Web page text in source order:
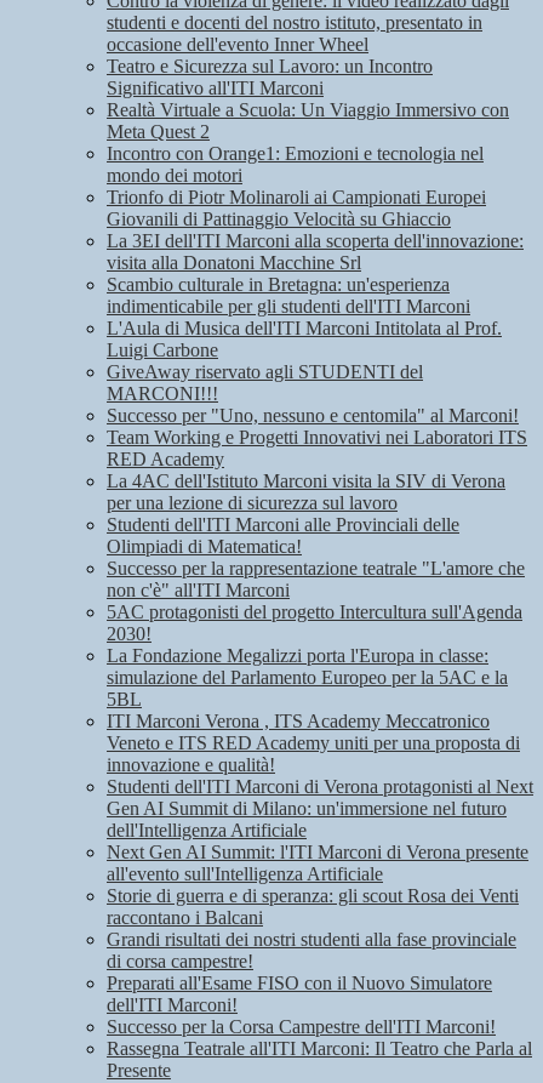
studenti e docenti del nostro istituto, presentato in
occasione dell'evento Inner Wheel
Teatro e Sicurezza sul Lavoro: un Incontro
Significativo all'ITI Marconi
Realtà Virtuale a Scuola: Un Viaggio Immersivo con
Meta Quest 2
Incontro con Orange1: Emozioni e tecnologia nel
mondo dei motori
Trionfo di Piotr Molinaroli ai Campionati Europei
Giovanili di Pattinaggio Velocità su Ghiaccio
La 3EI dell'ITI Marconi alla scoperta dell'innovazione:
visita alla Donatoni Macchine Srl
Scambio culturale in Bretagna: un'esperienza
indimenticabile per gli studenti dell'ITI Marconi
L'Aula di Musica dell'ITI Marconi Intitolata al Prof.
Luigi Carbone
GiveAway riservato agli STUDENTI del
MARCONI!!!
Successo per "Uno, nessuno e centomila" al Marconi!
Team Working e Progetti Innovativi nei Laboratori ITS
RED Academy
La 4AC dell'Istituto Marconi visita la SIV di Verona
per una lezione di sicurezza sul lavoro
Studenti dell'ITI Marconi alle Provinciali delle
Olimpiadi di Matematica!
Successo per la rappresentazione teatrale "L'amore che
non c'è" all'ITI Marconi
5AC protagonisti del progetto Intercultura sull'Agenda
2030!
La Fondazione Megalizzi porta l'Europa in classe:
simulazione del Parlamento Europeo per la 5AC e la
5BL
ITI Marconi Verona , ITS Academy Meccatronico
Veneto e ITS RED Academy uniti per una proposta di
innovazione e qualità!
Studenti dell'ITI Marconi di Verona protagonisti al Next
Gen AI Summit di Milano: un'immersione nel futuro
dell'Intelligenza Artificiale
Next Gen AI Summit: l'ITI Marconi di Verona presente
all'evento sull'Intelligenza Artificiale
Storie di guerra e di speranza: gli scout Rosa dei Venti
raccontano i Balcani
Grandi risultati dei nostri studenti alla fase provinciale
di corsa campestre!
Preparati all'Esame FISO con il Nuovo Simulatore
dell'ITI Marconi!
Successo per la Corsa Campestre dell'ITI Marconi!
Rassegna Teatrale all'ITI Marconi: Il Teatro che Parla al
Presente